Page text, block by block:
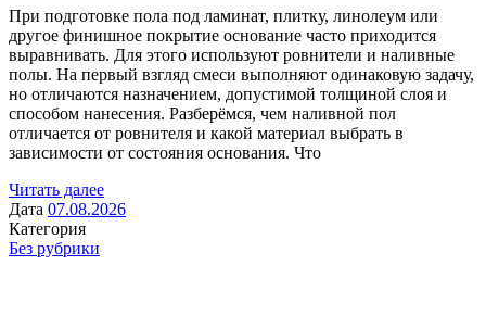
При подготовке пола под ламинат, плитку, линолеум или
другое финишное покрытие основание часто приходится
выравнивать. Для этого используют ровнители и наливные
полы. На первый взгляд смеси выполняют одинаковую задачу,
но отличаются назначением, допустимой толщиной слоя и
способом нанесения. Разберёмся, чем наливной пол
отличается от ровнителя и какой материал выбрать в
зависимости от состояния основания. Что
Читать далее
Дата 07.08.2026
Категория
Без рубрики